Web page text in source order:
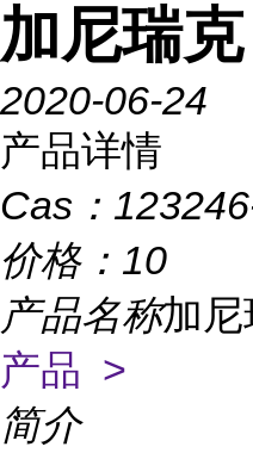
加尼瑞克
2020-06-24
产品详情
Cas：
价格： 10
产品名称加尼
产品 >
简介